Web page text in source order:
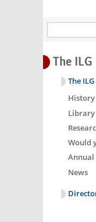
The ILG
The ILG
History
Library
Would
News